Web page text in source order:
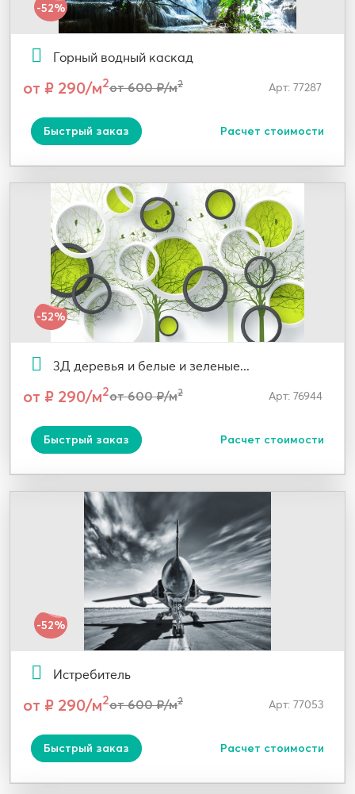
-52%
Горный водный каскад
от ₽ 290/м2от 600 ₽/м2 Арт: 77287
Быстрый заказ Расчет стоимости
-52%
3Д деревья и белые и зеленые...
от ₽ 290/м2от 600 ₽/м2 Арт: 76944
Быстрый заказ Расчет стоимости
-52%
Истребитель
от ₽ 290/м2от 600 ₽/м2 Арт: 77053
Быстрый заказ Расчет стоимости